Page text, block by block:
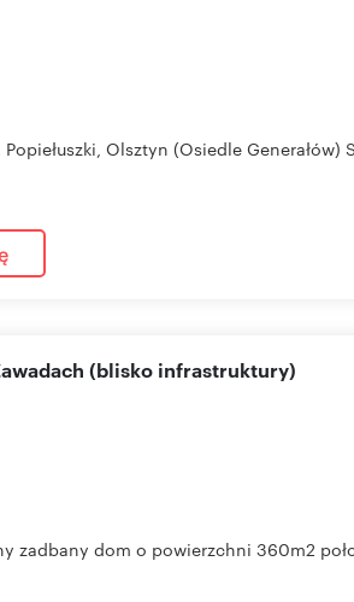
Olsztyn (Osiedle Generałów)
(blisko infrastruktury)
zadbany dom o powierzchni 360m2